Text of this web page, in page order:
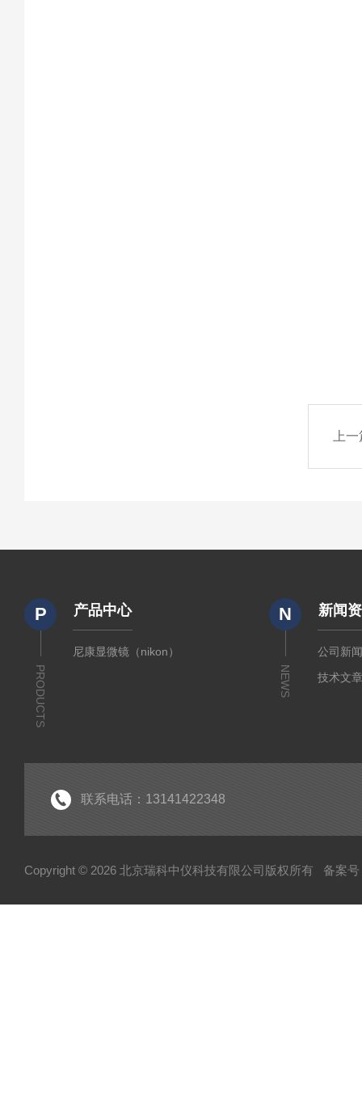
上
P
PRODUCTS
产品中心
尼康显微镜（nikon）
N
NEWS
新闻
公司新
技术文
联系电话：13141422348
Copyright © 2026 北京瑞科中仪科技有限公司版权所有 备案号